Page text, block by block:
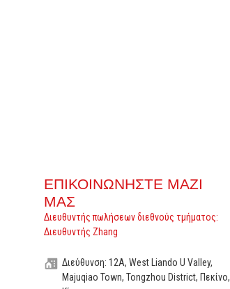
ΕΠΙΚΟΙΝΩΝΉΣΤΕ ΜΑΖΊ
ΜΑΣ
Διευθυντής πωλήσεων διεθνούς τμήματος:
Διευθυντής Zhang
Διεύθυνση: 12A, West Liando U Valley,
Majuqiao Town, Tongzhou District, Πεκίνο,